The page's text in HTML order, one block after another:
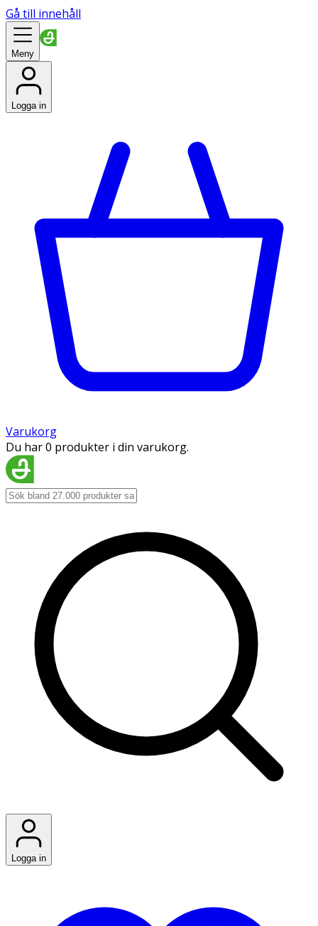
Gå till innehåll
Meny
Logga in
Varukorg
Du har 0 produkter i din varukorg.
Logga in